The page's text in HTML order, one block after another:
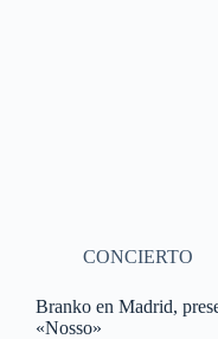
CONCIERTO
Branko en Madrid,
«Nosso»